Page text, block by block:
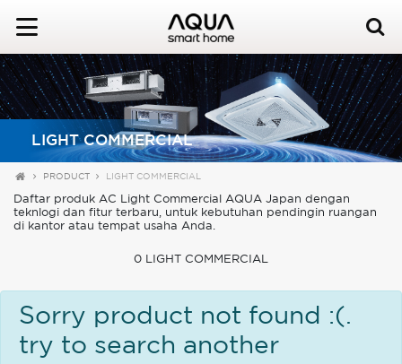
LIGHT COMMERCIAL
PRODUCT LIGHT COMMERCIAL
Daftar produk AC Light Commercial AQUA Japan dengan
teknlogi dan fitur terbaru, untuk kebutuhan pendingin ruangan
di kantor atau tempat usaha Anda.
0 LIGHT COMMERCIAL
Sorry product not found :(.
try to search another